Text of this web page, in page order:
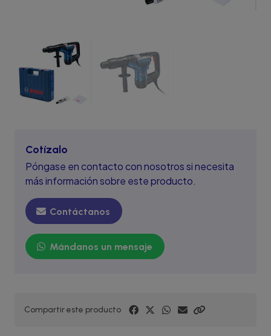
Cotízalo
Póngase en contacto con nosotros si necesita
más información sobre este producto.
Contáctanos
Mándanos un mensaje
Compartir este producto